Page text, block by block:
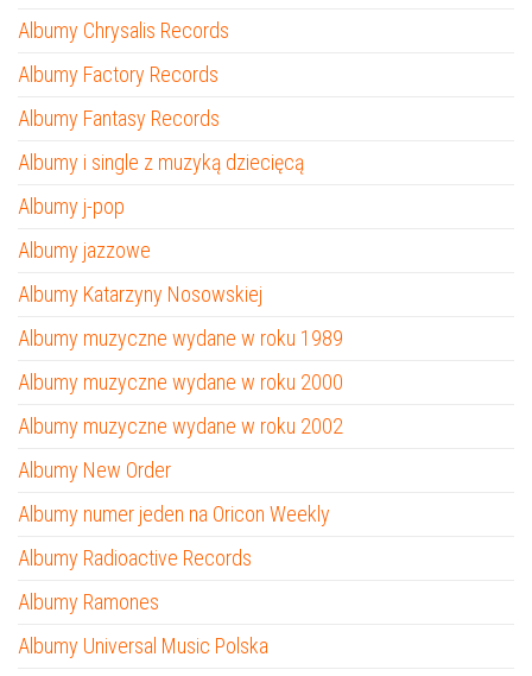
Albumy Chrysalis Records
Albumy Factory Records
Albumy Fantasy Records
Albumy i single z muzyką dziecięcą
Albumy j-pop
Albumy jazzowe
Albumy Katarzyny Nosowskiej
Albumy muzyczne wydane w roku 1989
Albumy muzyczne wydane w roku 2000
Albumy muzyczne wydane w roku 2002
Albumy New Order
Albumy numer jeden na Oricon Weekly
Albumy Radioactive Records
Albumy Ramones
Albumy Universal Music Polska